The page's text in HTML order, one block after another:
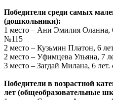
Победители среди самых
(дошкольники):
1 место – Ани Эмилия Оланна,
№115
2 место – Кузьмин Платон, 6
2 место – Уфимцева Ульяна, 7
3 место – Загдай Милана, 6 лет.
Победители в возрастной
лет (общеобразовательные